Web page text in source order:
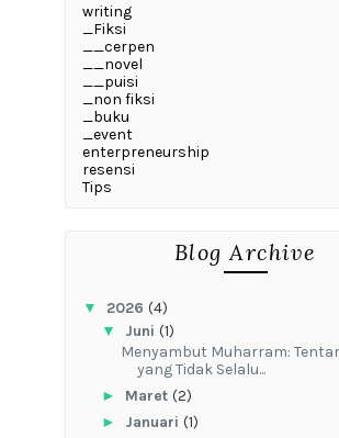
writing
_Fiksi
__cerpen
__novel
__puisi
_non fiksi
_buku
_event
enterpreneurship
resensi
Tips
Blog Archive
▼ 2026 (4)
▼ Juni (1)
Menyambut Muharram:
yang Tidak Selalu...
► Maret (2)
► Januari (1)